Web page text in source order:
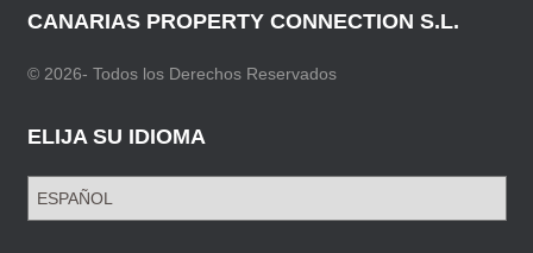
CANARIAS PROPERTY CONNECTION S.L.
© 2026- Todos los Derechos Reservados
ELIJA SU IDIOMA